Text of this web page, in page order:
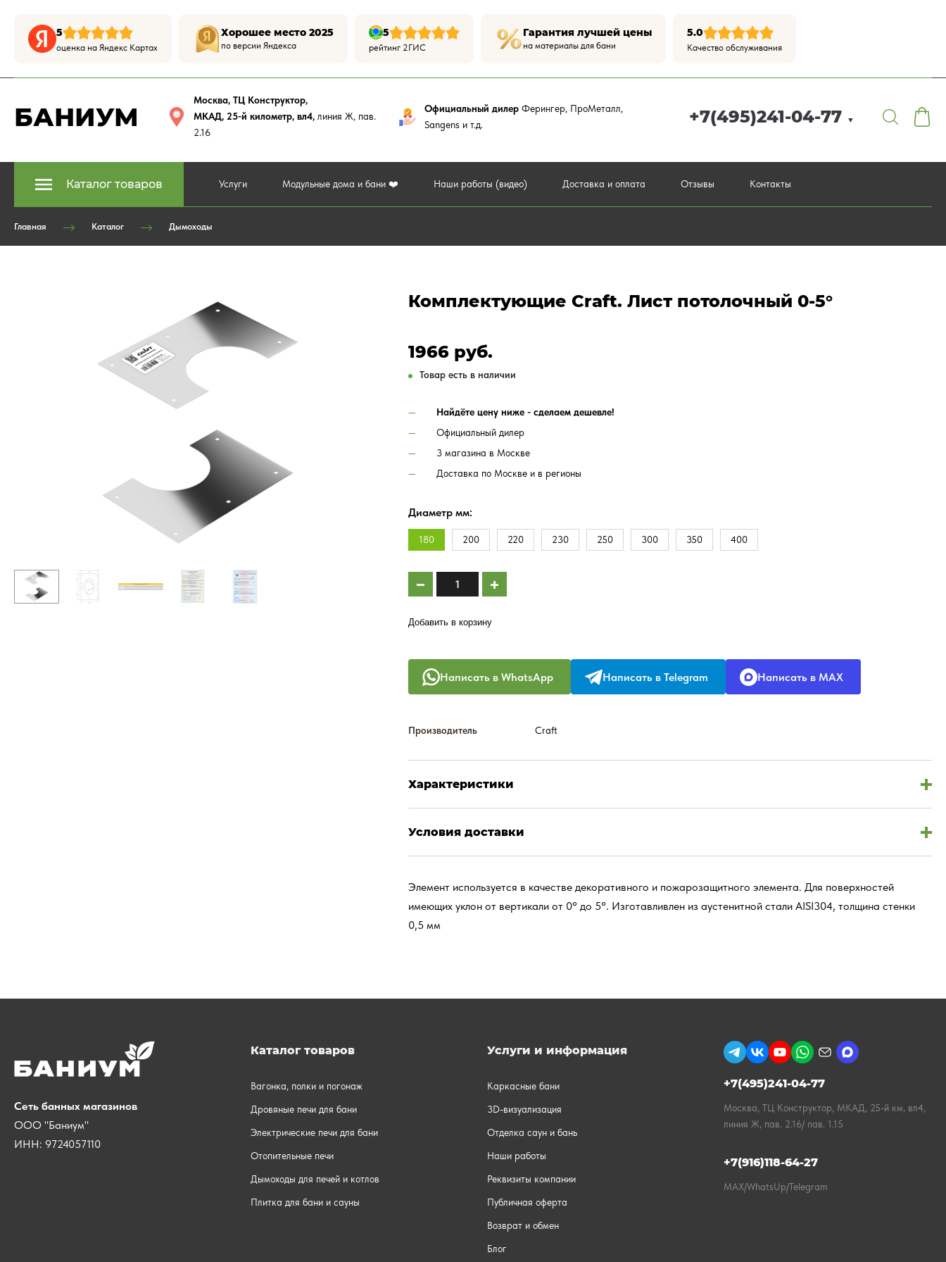
5
оценка на Яндекс Картах
Хорошее место 2025
по версии Яндекса
5
рейтинг 2ГИС
Гарантия лучшей цены
на материалы для бани
5.0
Качество обслуживания
БАНИУМ
Москва, ТЦ Конструктор,
МКАД, 25-й километр, вл4, линия Ж, пав.
2.16
Официальный дилер Ферингер, ПроМеталл,
Sangens и т.д.
+7(495)241-04-77 ▼
Каталог товаров Услуги Модульные дома и бани ❤️ Наши работы (видео) Доставка и оплата Отзывы Контакты
Главная Каталог Дымоходы
Комплектующие Craft. Лист потолочный 0-5°
1966 руб.
Товар есть в наличии
Найдёте цену ниже - сделаем дешевле!
Официальный дилер
3 магазина в Москве
Доставка по Москве и в регионы
Диаметр мм:
180 200 220 230 250 300 350 400
Добавить в корзину
Написать в WhatsApp Написать в Telegram Написать в MAX
Производитель Craft
Характеристики
Условия доставки
Элемент используется в качестве декоративного и пожарозащитного элемента. Для поверхностей
имеющих уклон от вертикали от 0° до 5°. Изготавливлен из аустенитной стали AISI304, толщина стенки
0,5 мм
Сеть банных магазинов
ООО "Баниум"
ИНН: 9724057110
Каталог товаров
Вагонка, полки и погонаж
Дровяные печи для бани
Электрические печи для бани
Отопительные печи
Дымоходы для печей и котлов
Плитка для бани и сауны
Услуги и информация
Каркасные бани
3D-визуализация
Отделка саун и бань
Наши работы
Реквизиты компании
Публичная оферта
Возврат и обмен
Блог
+7(495)241-04-77
Москва, ТЦ Конструктор, МКАД, 25-й км, вл4,
линия Ж, пав. 2.16/ пав. 1.15
+7(916)118-64-27
MAX/WhatsUp/Telegram